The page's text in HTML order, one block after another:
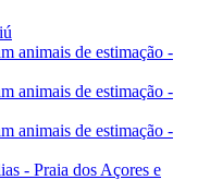
animais de estimação -
animais de estimação -
animais de estimação -
- Praia dos Açores e